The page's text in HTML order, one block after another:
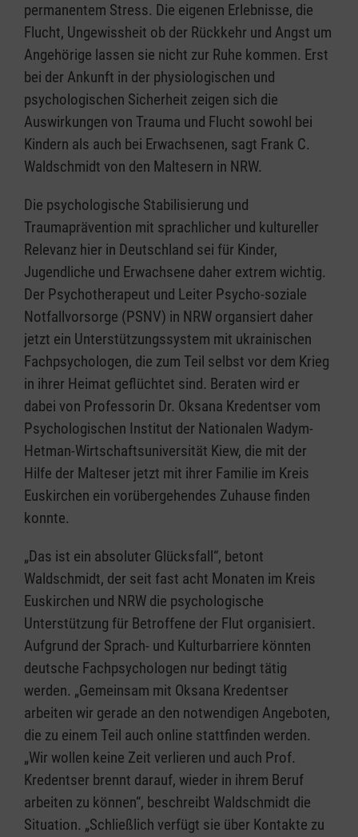
permanentem Stress. Die eigenen Erlebnisse, die
Flucht, Ungewissheit ob der Rückkehr und Angst um
Angehörige lassen sie nicht zur Ruhe kommen. Erst
bei der Ankunft in der physiologischen und
psychologischen Sicherheit zeigen sich die
Auswirkungen von Trauma und Flucht sowohl bei
Kindern als auch bei Erwachsenen, sagt Frank C.
Waldschmidt von den Maltesern in NRW.
Die psychologische Stabilisierung und
Traumaprävention mit sprachlicher und kultureller
Relevanz hier in Deutschland sei für Kinder,
Jugendliche und Erwachsene daher extrem wichtig.
Der Psychotherapeut und Leiter Psycho-soziale
Notfallvorsorge (PSNV) in NRW organsiert daher
jetzt ein Unterstützungssystem mit ukrainischen
Fachpsychologen, die zum Teil selbst vor dem Krieg
in ihrer Heimat geflüchtet sind. Beraten wird er
dabei von Professorin Dr. Oksana Kredentser vom
Psychologischen Institut der Nationalen Wadym-
Hetman-Wirtschaftsuniversität Kiew, die mit der
Hilfe der Malteser jetzt mit ihrer Familie im Kreis
Euskirchen ein vorübergehendes Zuhause finden
konnte.
„Das ist ein absoluter Glücksfall“, betont
Waldschmidt, der seit fast acht Monaten im Kreis
Euskirchen und NRW die psychologische
Unterstützung für Betroffene der Flut organisiert.
Aufgrund der Sprach- und Kulturbarriere könnten
deutsche Fachpsychologen nur bedingt tätig
werden. „Gemeinsam mit Oksana Kredentser
arbeiten wir gerade an den notwendigen Angeboten,
die zu einem Teil auch online stattfinden werden.
„Wir wollen keine Zeit verlieren und auch Prof.
Kredentser brennt darauf, wieder in ihrem Beruf
arbeiten zu können“, beschreibt Waldschmidt die
Situation. „Schließlich verfügt sie über Kontakte zu